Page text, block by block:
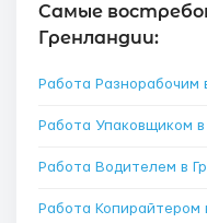
Самые
Гренландии:
Работа Разнорабочим
Работа Упаковщиком в
Работа Водителем в
Работа Копирайтером